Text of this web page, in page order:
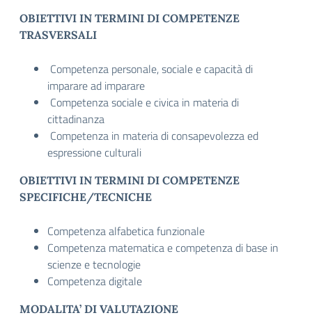
OBIETTIVI IN TERMINI DI COMPETENZE
TRASVERSALI
Competenza personale, sociale e capacità di
imparare ad imparare
Competenza sociale e civica in materia di
cittadinanza
Competenza in materia di consapevolezza ed
espressione culturali
OBIETTIVI IN TERMINI DI COMPETENZE
SPECIFICHE/TECNICHE
Competenza alfabetica funzionale
Competenza matematica e competenza di base in
scienze e tecnologie
Competenza digitale
MODALITA’ DI VALUTAZIONE